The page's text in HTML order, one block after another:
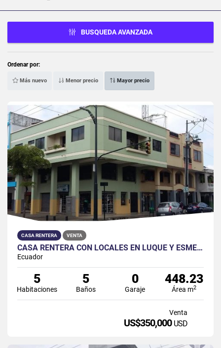
BUSQUEDA AVANZADA
Ordenar por:
Más nuevo Menor precio Mayor precio
CASA RENTERA VENTA
CASA RENTERA CON LOCALES EN LUQUE Y ESMERALDAS
Ecuador
5
Habitaciones
5
Baños
0
Garaje
448.23
Área m2
Venta
US$350,000 USD